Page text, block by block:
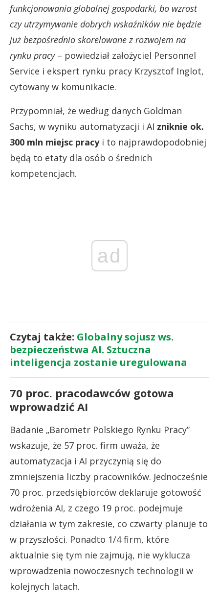
funkcjonowania globalnej gospodarki, bo wzrost
czy utrzymywanie dobrych wskaźników nie będzie
już bezpośrednio skorelowane z rozwojem na
rynku pracy– powiedział założyciel Personnel
Service i ekspert rynku pracy Krzysztof Inglot,
cytowany w komunikacie.
Przypomniał, że według danych Goldman
Sachs, w wyniku automatyzacji i AI zniknie ok.
300 mln miejsc pracyi to najprawdopodobniej
będą to etaty dla osób o średnich
kompetencjach.
ad
Czytaj także: Globalny sojusz ws.
bezpieczeństwa AI. Sztuczna
inteligencja zostanie uregulowana
70 proc. pracodawców gotowa
wprowadzić AI
Badanie „Barometr Polskiego Rynku Pracy”
wskazuje, że 57 proc. firm uważa, że
automatyzacja i AI przyczynią się do
zmniejszenia liczby pracowników. Jednocześnie
70 proc. przedsiębiorców deklaruje gotowość
wdrożenia AI, z czego 19 proc. podejmuje
działania w tym zakresie, co czwarty planuje to
w przyszłości. Ponadto 1/4 firm, które
aktualnie się tym nie zajmują, nie wyklucza
wprowadzenia nowoczesnych technologii w
kolejnych latach.